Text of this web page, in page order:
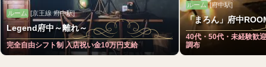
ルーム [京王線 府中駅]
Legend府中～離れ～
完全自由シフト制 入店祝い金10万円支給
ルーム [府中駅]
「まろん」府中
40代・50代・未経験歓
調布